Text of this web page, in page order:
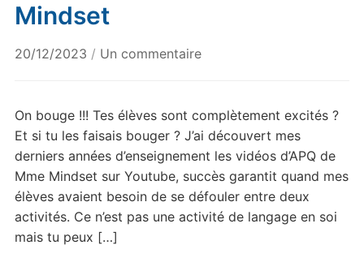
Mindset
20/12/2023 / Un commentairesur
de
Noël
de
Mme
Mindset
On bouge !!! Tes élèves sont complètement excités ?
Et si tu les faisais bouger ? J’ai découvert mes
derniers années d’enseignement les vidéos d’APQ de
Mme Mindset sur Youtube, succès garantit quand mes
élèves avaient besoin de se défouler entre deux
activités. Ce n’est pas une activité de langage en soi
mais tu peux […]